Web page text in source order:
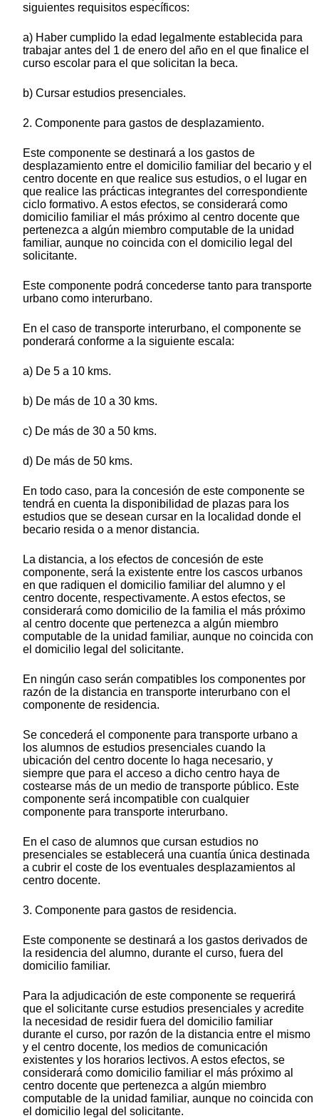
siguientes requisitos específicos:
a) Haber cumplido la edad legalmente establecida para
trabajar antes del 1 de enero del año en el que finalice el
curso escolar para el que solicitan la beca.
b) Cursar estudios presenciales.
2. Componente para gastos de desplazamiento.
Este componente se destinará a los gastos de
desplazamiento entre el domicilio familiar del becario y el
centro docente en que realice sus estudios, o el lugar en
que realice las prácticas integrantes del correspondiente
ciclo formativo. A estos efectos, se considerará como
domicilio familiar el más próximo al centro docente que
pertenezca a algún miembro computable de la unidad
familiar, aunque no coincida con el domicilio legal del
solicitante.
Este componente podrá concederse tanto para transporte
urbano como interurbano.
En el caso de transporte interurbano, el componente se
ponderará conforme a la siguiente escala:
a) De 5 a 10 kms.
b) De más de 10 a 30 kms.
c) De más de 30 a 50 kms.
d) De más de 50 kms.
En todo caso, para la concesión de este componente se
tendrá en cuenta la disponibilidad de plazas para los
estudios que se desean cursar en la localidad donde el
becario resida o a menor distancia.
La distancia, a los efectos de concesión de este
componente, será la existente entre los cascos urbanos
en que radiquen el domicilio familiar del alumno y el
centro docente, respectivamente. A estos efectos, se
considerará como domicilio de la familia el más próximo
al centro docente que pertenezca a algún miembro
computable de la unidad familiar, aunque no coincida con
el domicilio legal del solicitante.
En ningún caso serán compatibles los componentes por
razón de la distancia en transporte interurbano con el
componente de residencia.
Se concederá el componente para transporte urbano a
los alumnos de estudios presenciales cuando la
ubicación del centro docente lo haga necesario, y
siempre que para el acceso a dicho centro haya de
costearse más de un medio de transporte público. Este
componente será incompatible con cualquier
componente para transporte interurbano.
En el caso de alumnos que cursan estudios no
presenciales se establecerá una cuantía única destinada
a cubrir el coste de los eventuales desplazamientos al
centro docente.
3. Componente para gastos de residencia.
Este componente se destinará a los gastos derivados de
la residencia del alumno, durante el curso, fuera del
domicilio familiar.
Para la adjudicación de este componente se requerirá
que el solicitante curse estudios presenciales y acredite
la necesidad de residir fuera del domicilio familiar
durante el curso, por razón de la distancia entre el mismo
y el centro docente, los medios de comunicación
existentes y los horarios lectivos. A estos efectos, se
considerará como domicilio familiar el más próximo al
centro docente que pertenezca a algún miembro
computable de la unidad familiar, aunque no coincida con
el domicilio legal del solicitante.